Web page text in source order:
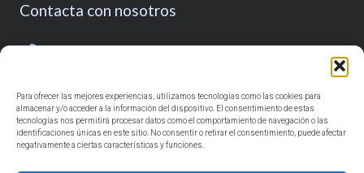
Para ofrecer las mejores experiencias, utilizamos tecnologías como las cookies para
almacenar y/o acceder a la información del dispositivo. El consentimiento de estas
tecnologías nos permitirá procesar datos como el comportamiento de navegación o las
identificaciones únicas en este sitio. No consentir o retirar el consentimiento, puede afectar
negativamente a ciertas características y funciones.
Contacta con nosotros
932 431 055
info@reformasduaba.com
Síguenos